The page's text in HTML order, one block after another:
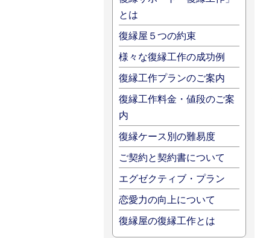
とは
復縁屋５つの約束
様々な復縁工作の成功例
復縁工作プランのご案内
復縁工作料金・値段のご案
内
復縁ケース別の難易度
ご契約と契約書について
エグゼクティブ・プラン
恋愛力の向上について
復縁屋の復縁工作とは